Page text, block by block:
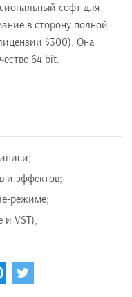
софт для
в сторону полной
$300). Она
64 bit.
и эффектов;
режиме;
и VST);